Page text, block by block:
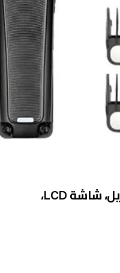
ماكينة حلاقة كيمي - شفرة قابلة للتعديل، شاشة LCD،